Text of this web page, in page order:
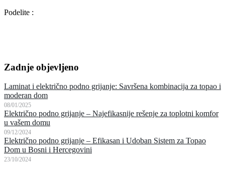
Podelite :
Zadnje objevljeno
Laminat i električno podno grijanje: Savršena kombinacija za topao i
moderan dom
08/01/2025
Električno podno grijanje – Najefikasnije rešenje za toplotni komfor
u vašem domu
09/12/2024
Električno podno grijanje – Efikasan i Udoban Sistem za Topao
Dom u Bosni i Hercegovini
23/10/2024